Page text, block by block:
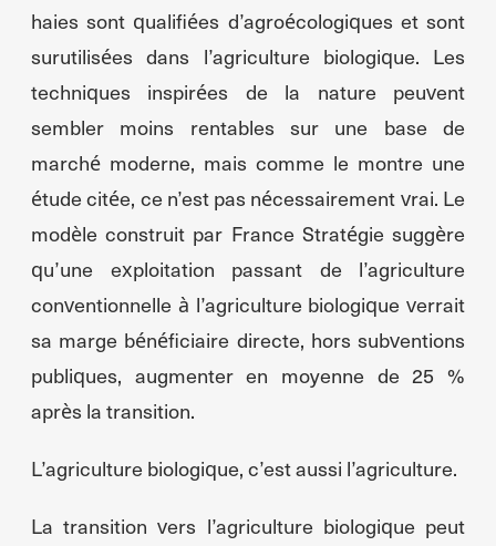
haies sont qualifiées d’agroécologiques et sont
surutilisées dans l’agriculture biologique. Les
techniques inspirées de la nature peuvent
sembler moins rentables sur une base de
marché moderne, mais comme le montre une
étude citée, ce n’est pas nécessairement vrai. Le
modèle construit par France Stratégie suggère
qu’une exploitation passant de l’agriculture
conventionnelle à l’agriculture biologique verrait
sa marge bénéficiaire directe, hors subventions
publiques, augmenter en moyenne de 25 %
après la transition.
L’agriculture biologique, c’est aussi l’agriculture.
La transition vers l’agriculture biologique peut